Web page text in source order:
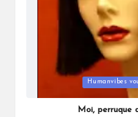
Humanvibes
Moi, perruque